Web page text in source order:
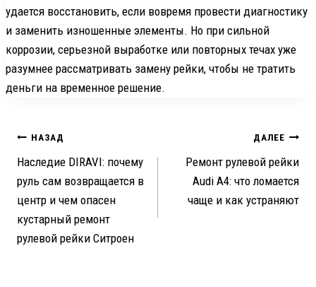
удается восстановить, если вовремя провести диагностику
и заменить изношенные элементы. Но при сильной
коррозии, серьезной выработке или повторных течах уже
разумнее рассматривать замену рейки, чтобы не тратить
деньги на временное решение.
Навигация
по
записям
НАЗАД
Наследие DIRAVI: почему
руль сам возвращается в
центр и чем опасен
кустарный ремонт
рулевой рейки Ситроен
ДАЛЕЕ
Ремонт рулевой рейки
Audi A4: что ломается
чаще и как устраняют